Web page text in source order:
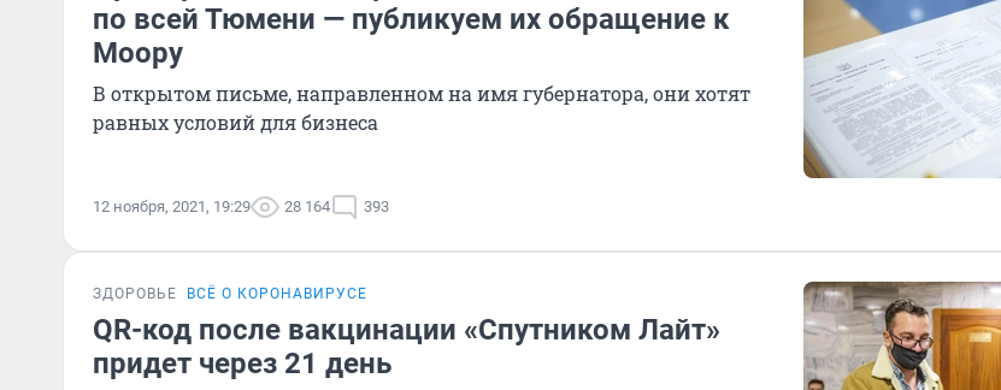
по всей Тюмени — публикуем их обращение к
Моору
В открытом письме, направленном на имя губернатора, они хотят
равных условий для бизнеса
12 ноября, 2021, 19:29 28 164 393
ЗДОРОВЬЕ ВСЁ О КОРОНАВИРУСЕ
QR-код после вакцинации «Спутником Лайт»
придет через 21 день